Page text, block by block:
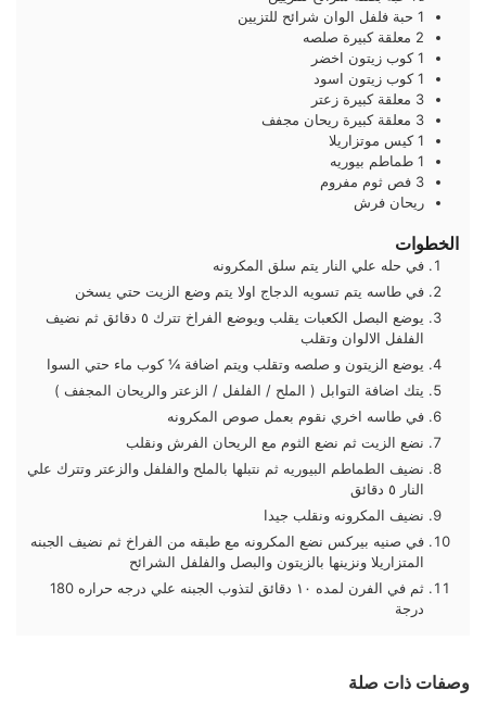
1 حبة فلفل الوان شرائح للتزيين
2 معلقة كبيرة صلصه
1 كوب زيتون اخضر
1 كوب زيتون اسود
3 معلقة كبيرة زعتر
3 معلقة كبيرة ريحان مجفف
1 كيس موتزاريلا
1 طماطم بيوريه
3 فص ثوم مفروم
ريحان فرش
الخطوات
في حله علي النار يتم سلق المكرونه
في طاسه يتم تسويه الدجاج اولا يتم وضع الزيت حتي يسخن
يوضع البصل الكعبات يقلب ويوضع الفراخ تترك ٥ دقائق ثم نضيف
الفلفل الالوان وتقلب
يوضع الزيتون و صلصه وتقلب ويتم اضافة ¼ كوب ماء حتي السوا
يتك اضافة التوابل ( الملح / الفلفل / الزعتر والريحان المجفف )
في طاسه اخري نقوم بعمل صوص المكرونه
نضع الزيت ثم نضع الثوم مع الريحان الفرش ونقلب
نضيف الطماطم البيوريه ثم نتبلها بالملح والفلفل والزعتر وتترك علي
النار ٥ دقائق
نضيف المكرونه ونقلب جيدا
في صنيه بيركس نضع المكرونه مع طبقه من الفراخ ثم نضيف الجبنه
المتزاريلا ونزينها بالزيتون والبصل والفلفل الشرائح
ثم في الفرن لمده ١٠ دقائق لتذوب الجبنه علي درجه حراره 180
درجة
وصفات ذات صلة